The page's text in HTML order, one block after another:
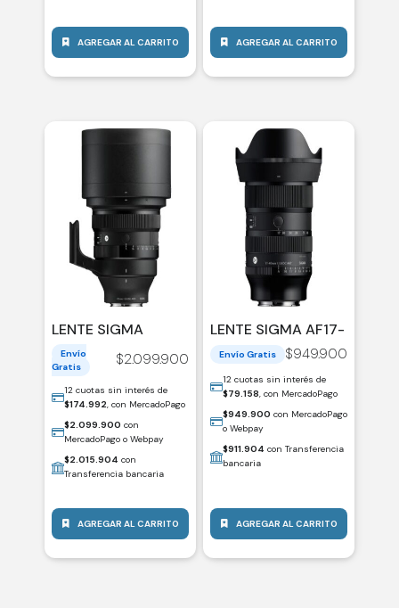
AGREGAR AL CARRITO AGREGAR AL CARRITO
LENTE SIGMA
AF135MM F/1.4 DG
ART SONY-E
/(SG20321)
$2.099.900
Envío
Gratis
12 cuotas sin interés de
$174.992, con MercadoPago
$2.099.900 con
MercadoPago o Webpay
$2.015.904 con
Transferencia bancaria
AGREGAR AL CARRITO
LENTE SIGMA AF17-
40MM CANON RF
DC (A) F/1.8 DC
$949.900
Envío Gratis
12 cuotas sin interés de
$79.158, con MercadoPago
$949.900 con MercadoPago
o Webpay
$911.904 con Transferencia
bancaria
AGREGAR AL CARRITO